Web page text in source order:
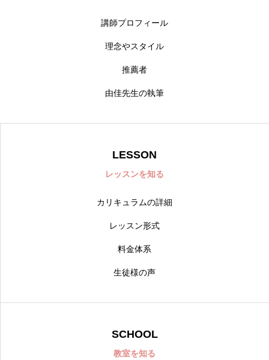
講師プロフィール
理念やスタイル
推薦者
由佳先生の執筆
LESSON
レッスンを知る
カリキュラムの詳細
レッスン形式
料金体系
生徒様の声
SCHOOL
教室を知る